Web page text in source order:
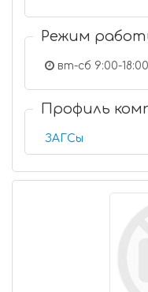
Режим
вт-сб 9:00-18:00
Профиль
ЗАГСы